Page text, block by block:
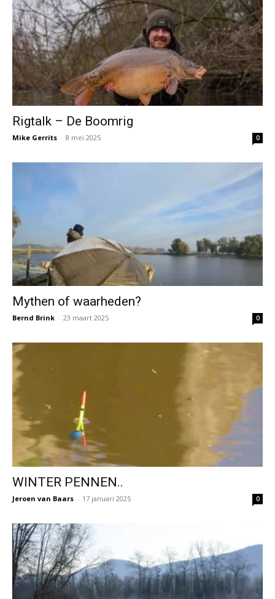
Rigtalk – De Boomrig
Mike Gerrits - 8 mei 2025 0
Mythen of waarheden?
Bernd Brink - 23 maart 2025 0
WINTER PENNEN..
Jeroen van Baars - 17 januari 2025 0